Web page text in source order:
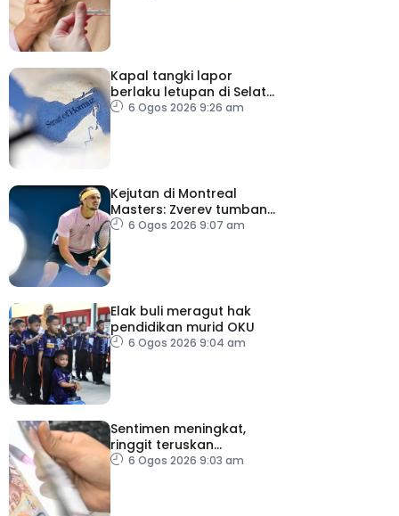
Kapal tangki lapor
berlaku letupan di Selat
Hormuz ketika Iran-Oman
6 Ogos 2026 9:26 am
Kejutan di Montreal
Masters: Zverev tumbang,
Auger-Aliasime tarik diri
6 Ogos 2026 9:07 am
Elak buli meragut hak
pendidikan murid OKU
6 Ogos 2026 9:04 am
Sentimen meningkat,
ringgit teruskan
momentum mengukuh
6 Ogos 2026 9:03 am